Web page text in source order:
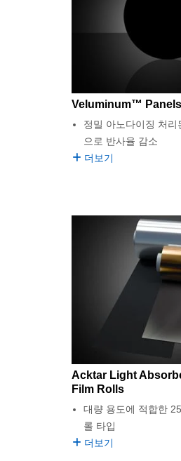
Veluminum™ Panels
정밀 아노다이징 처리
으로 반사율 감소
더보기
Acktar Light
Film Rolls
대량 용도에 적합한
롤 타입
더보기